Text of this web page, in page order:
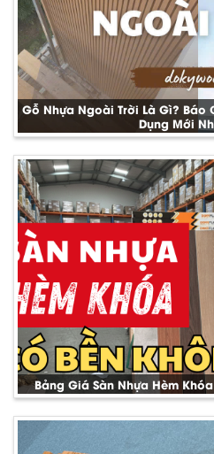
Gỗ Nhựa Ngoài Trời Là Gì? Báo
Dụng Mới
Bảng Giá Sàn Nhựa Hèm